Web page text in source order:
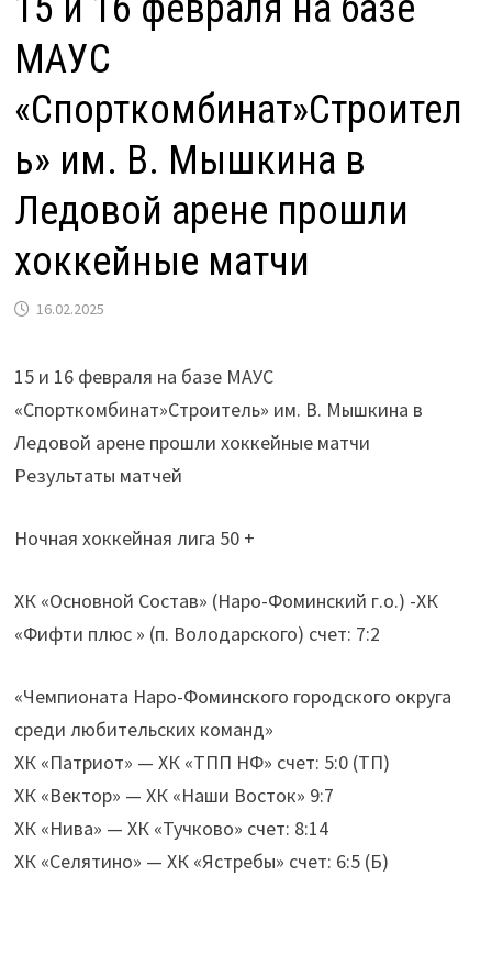
МАУС
«Спорткомбинат»Строител
ь» им. В. Мышкина в
Ледовой арене прошли
хоккейные матчи
16.02.2025
15 и 16 февраля на базе МАУС
«Спорткомбинат»Строитель» им. В. Мышкина в
Ледовой арене прошли хоккейные матчи
Результаты матчей
Ночная хоккейная лига 50 +
ХК «Основной Состав» (Наро-Фоминский г.о.) -ХК
«Фифти плюс » (п. Володарского) счет: 7:2
«Чемпионата Наро-Фоминского городского округа
среди любительских команд»
ХК «Патриот» — ХК «ТПП НФ» счет: 5:0 (ТП)
ХК «Вектор» — ХК «Наши Восток» 9:7
ХК «Нива» — ХК «Тучково» счет: 8:14
ХК «Селятино» — ХК «Ястребы» счет: 6:5 (Б)